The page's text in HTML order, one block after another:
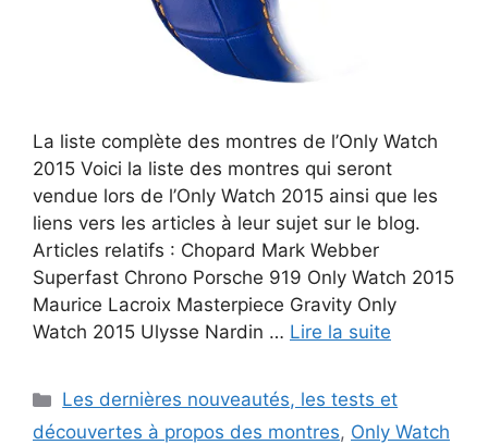
La liste complète des montres de l’Only Watch
2015 Voici la liste des montres qui seront
vendue lors de l’Only Watch 2015 ainsi que les
liens vers les articles à leur sujet sur le blog.
Articles relatifs : Chopard Mark Webber
Superfast Chrono Porsche 919 Only Watch 2015
Maurice Lacroix Masterpiece Gravity Only
Watch 2015 Ulysse Nardin … Lire la suite
Catégories
Les dernières nouveautés, les tests et
découvertes à propos des montres, Only Watch